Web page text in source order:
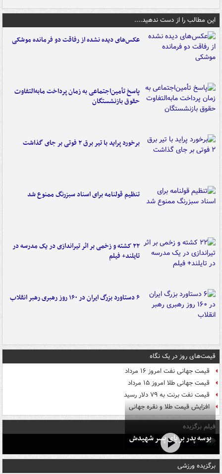
این مطالب را از دست ندهید....
عکس‌های دیده نشده از رفاقت دو فرمانده‌ موشکی
پاسخ تأمین‌اجتماعی به زمان پرداخت مابه‌التفاوت
حقوق بازنشستگان
برخورد پراید با تیر برق ۲ فوتی بر جای گذاشت
تنظیم قولنامه برای اسناد سبزرنگ ممنوع شد
۲۲ کشته و زخمی بر اثر تیراندازی در یک مدرسه در
تایلند+ فیلم
۶ دستاورد بزرگ ایران در ۱۶۰ روز رهبری رهبر انقلاب
قیمت‌های روز در یک نگاه
قیمت جهانی نفت امروز ۱۶ مرداد
قیمت جهانی طلا امروز ۱۵ مرداد
قیمت نفت برنت به ۷۹ دلار رسید
افزایش قیمت طلا و نقره جهانی
فیلم برگزیده
بوسه‌ پدر بر پای پسر شهیدش
برگزیده ورزشی